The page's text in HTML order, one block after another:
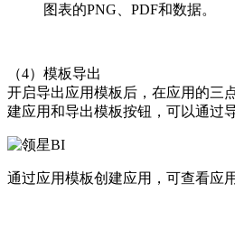
图表的PNG、PDF和数据。
（4）模板导出
开启导出应用模板后，在应用的三
建应用和导出模板按钮，可以通过
通过应用模板创建应用，可查看应